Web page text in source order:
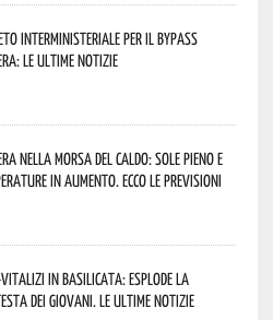
interministeriale per il Bypass
le ultime notizie
nella morsa del caldo: sole pieno e
in aumento. Ecco le previsioni
in Basilicata: esplode la
dei giovani. Le ultime notizie